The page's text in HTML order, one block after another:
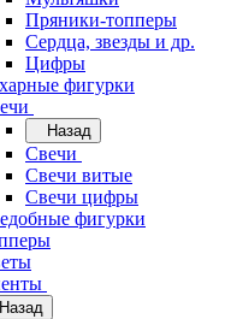
Пряники-топперы
Сердца, звезды и др.
Цифры
фигурки
Назад
Свечи
Свечи витые
Свечи цифры
фигурки
Назад